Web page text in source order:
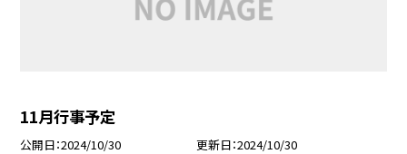
11月行事予定
公開日 2024/10/30 更新日 2024/10/30